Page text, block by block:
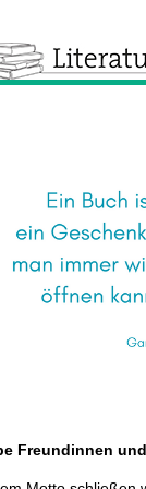
Freundinnen